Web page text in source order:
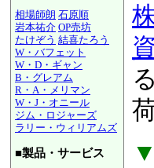
相場師朗 石原順
岩本祐介 OP売坊
たけぞう 結喜たろう
W・バフェット
W・D・ギャン
B・グレアム
R・A・メリマン
W・J・オニール
ジム・ロジャーズ
ラリー・ウィリアムズ
■製品・サービス
▼